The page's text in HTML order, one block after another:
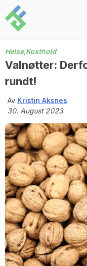
Skip
to
content
Helse,Kosthold
Valnøtter:
rundt!
Av Kristin Aksnes
30. August 2023